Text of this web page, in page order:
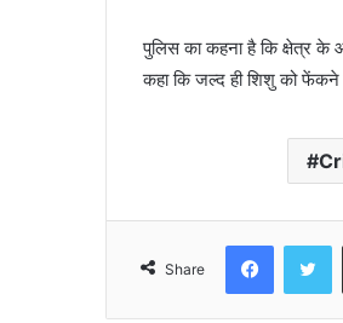
पुलिस का कहना है कि क्षेत्र
कहा कि जल्द ही शिशु को फेंकने
Share